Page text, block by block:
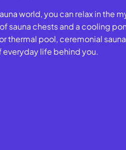
world, you can relax in the
sauna chests and a cooling
thermal pool, ceremonial
everyday life behind you.